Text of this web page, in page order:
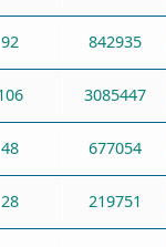
92 842935
3085447
48 677054
28 219751